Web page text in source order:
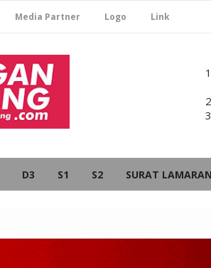
Media Partner Logo Link
D3 S1 S2 SURAT LAMARAN